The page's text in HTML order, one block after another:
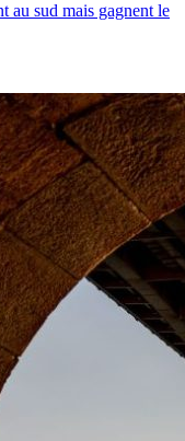
au sud mais gagnent le